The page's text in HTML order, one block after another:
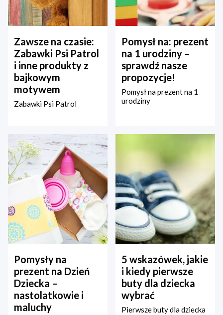
Zawsze na czasie:
Zabawki Psi Patrol
i inne produkty z
bajkowym
motywem
Zabawki Psi Patrol
Pomysł na: prezent
na 1 urodziny –
sprawdź nasze
propozycje!
Pomysł na prezent na 1
urodziny
Pomysły na
prezent na Dzień
Dziecka –
nastolatkowie i
maluchy
5 wskazówek, jakie
i kiedy pierwsze
buty dla dziecka
wybrać
Pierwsze buty dla dziecka